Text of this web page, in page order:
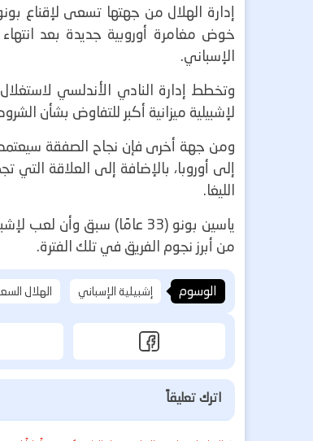
إدارة الهلال من جهتها تسعى لإقناع
خوض مغامرة أوروبية جديدة بعد
الإسباني.
وتخطط إدارة النادي الأندلسي
لإشبيلية ميزانية أكبر للتفاوض بشأن
ومن جهة أخرى فإن نجاح الصفقة
الليغا.
من أبرز نجوم الفريق في تلك الفترة.
الوسوم إشبيلية الإسباني الهلال
اترك تعليقاً